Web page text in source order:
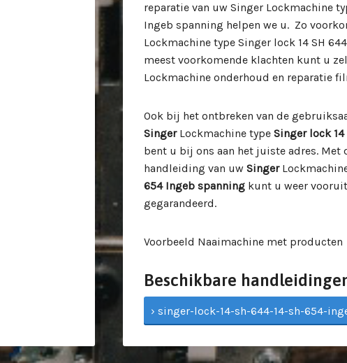
reparatie van uw Singer Lockmachine
Ingeb spanning helpen we u. Zo
Lockmachine type Singer lock 14 SH
meest voorkomende klachten kunt u
Lockmachine onderhoud en reparatie
Ook bij het ontbreken van de
SingerLockmachine type Singer lock
bent u bij ons aan het juiste adres. Met
handleiding van uw Singer
654 Ingeb spanning kunt u weer
gegarandeerd.
Voorbeeld Naaimachine met producten
Beschikbare
› singer-lock-14-sh-644-14-sh-654-